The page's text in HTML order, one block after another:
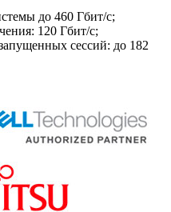
до 460 Гбит/с;
120 Гбит/с;
сессий: до 182